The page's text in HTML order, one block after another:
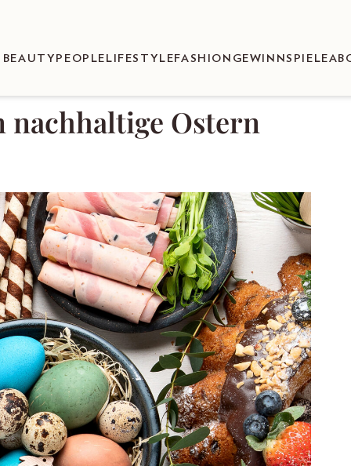
BEAUTY PEOPLE LIFESTYLEFASHION GEWINNSPIELE
nachhaltige Ostern